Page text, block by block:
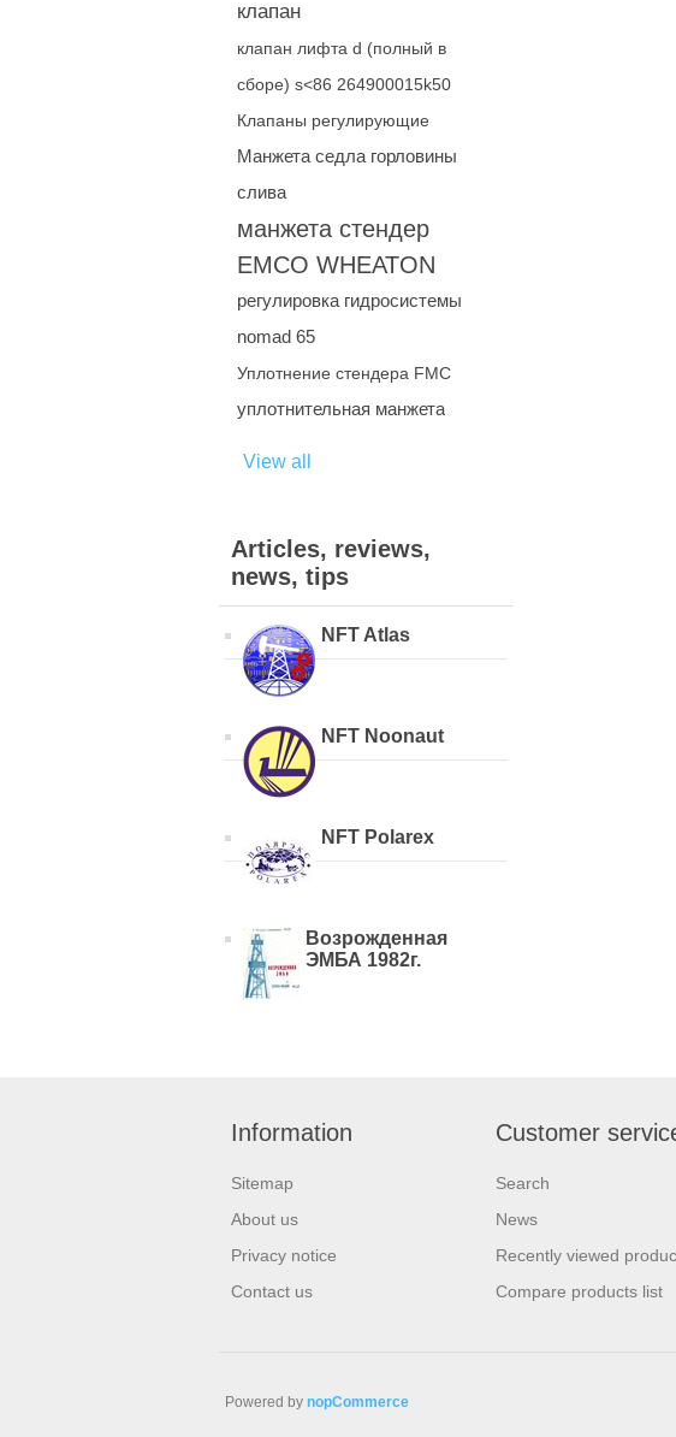
клапан
клапан лифта d (полный в
сборе) s<86 264900015k50
Клапаны регулирующие
Манжета седла горловины
слива
манжета стендер
EMCO WHEATON
регулировка гидросистемы
nomad 65
Уплотнение стендера FMC
уплотнительная манжета
View all
Articles, reviews,
news, tips
NFT Atlas
NFT Noonaut
NFT Polarex
Возрожденная
ЭМБА 1982г.
Information
Sitemap
About us
Privacy notice
Contact us
Customer
Search
News
Recently viewed
Compare products list
Powered by nopCommerce